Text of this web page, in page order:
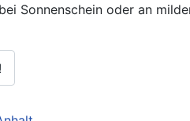
Sonnenschein oder an